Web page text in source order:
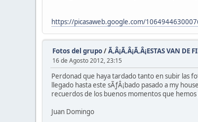
https://picasaweb.google.com/
Fotos del grupo/Ã‚Â¡Ã‚Â¡Ã‚Â¡ESTAS VAN DE
16 de Agosto 2012, 23:15
Perdonad que haya tardado tanto en subir las
llegado hasta este sÃƒÂ¡bado pasado a my
recuerdos de los buenos momentos que hemos
Juan Domingo